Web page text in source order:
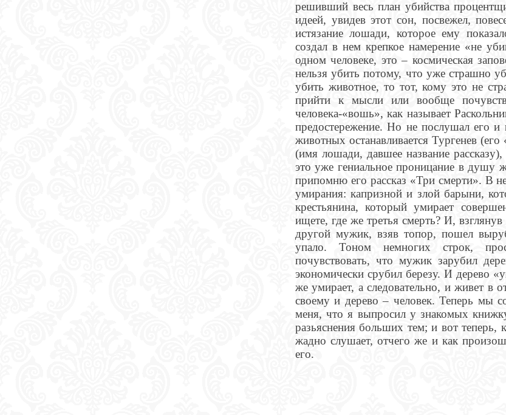
решивший весь план убийства
идеей, увидев этот сон, посвежел,
истязание лошади, которое ему
создал в нем крепкое намерение «не
одном человеке, это – космическая
нельзя убить потому, что уже страшно
убить животное, то тот, кому это не
прийти к мысли или вообще
человека-«вошь», как называет
предостережение. Но не послушал его
животных останавливается Тургенев
(имя лошади, давшее название
это уже гениальное проницание в душу
припомню его рассказ «Три смерти». В
умирания: капризной и злой барыни,
крестьянина, который умирает
ищете, где же третья смерть? И,
другой мужик, взяв топор, пошел
упало. Тоном немногих строк,
почувствовать, что мужик зарубил
экономически срубил березу. И дерево
же умирает, а следовательно, и живет в
своему и дерево – человек. Теперь мы
меня, что я выпросил у знакомых
разьяснения больших тем; и вот
жадно слушает, отчего же и как
его.